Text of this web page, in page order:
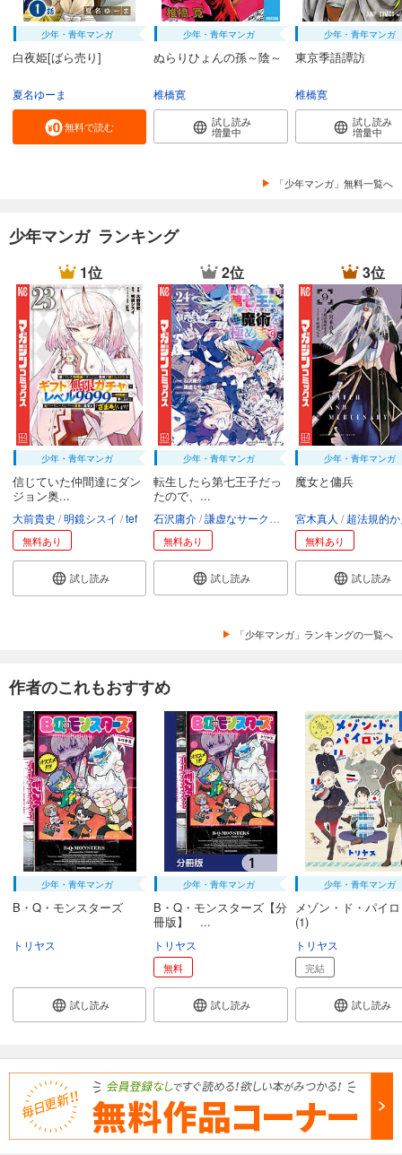
少年・青年マンガ
白夜姫[ばら売り]
夏名ゆーま
無料で読む
少年・青年マンガ
ぬらりひょんの孫～陰～
椎橋寛
試し読み
増量中
少年・青年マンガ
東京季語譚訪
椎橋寛
試し読み
増量中
「少年マンガ」無料一覧へ
少年マンガ ランキング
1位
少年・青年マンガ
信じていた仲間達にダン
ジョン奥...
大前貴史 明鏡シスイ tef
無料あり
試し読み
2位
少年・青年マンガ
転生したら第七王子だっ
たので、...
石沢庸介 謙虚なサークル メル。
無料あり
試し読み
3位
少年・青年マンガ
魔女と傭兵
宮木真人 超法規的か
無料あり
試し読み
「少年マンガ」ランキングの一覧へ
作者のこれもおすすめ
少年・青年マンガ
B・Q・モンスターズ
トリヤス
試し読み
少年・青年マンガ
B・Q・モンスターズ【分
冊版】 ...
トリヤス
無料
試し読み
少年・青年マンガ
メゾン・ド・パイ
(1)
トリヤス
完結
試し読み